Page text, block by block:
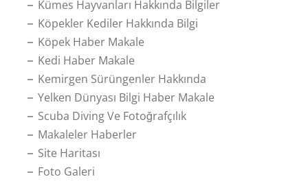
Kümes Hayvanları Hakkında Bilgiler
Köpekler Kediler Hakkında Bilgi
Köpek Haber Makale
Kedi Haber Makale
Kemirgen Sürüngenler Hakkında
Yelken Dünyası Bilgi Haber Makale
Scuba Diving Ve Fotoğrafçılık
Makaleler Haberler
Site Haritası
Foto Galeri